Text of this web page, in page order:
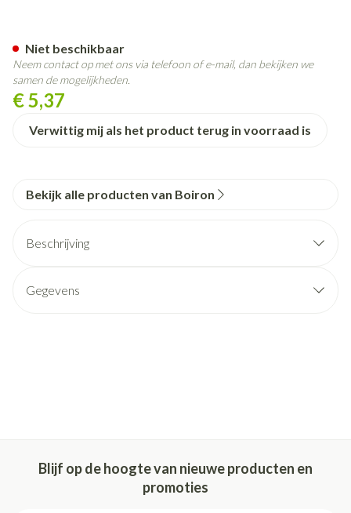
€ 5,37
Verwittig mij als het product terug in voorraad is
Niet beschikbaar
Neem contact op met ons via telefoon of e-mail, dan bekijken we
samen de mogelijkheden.
Bekijk alle producten van Boiron
Beschrijving
Gegevens
Blijf op de hoogte van nieuwe producten en
promoties